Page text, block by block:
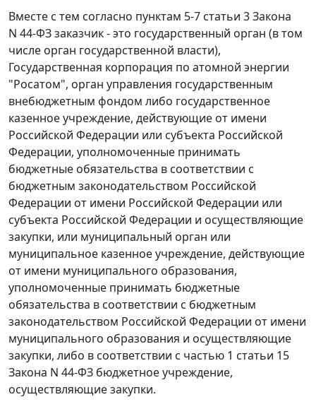
Вместе с тем согласно пунктам 5-7 статьи 3 Закона
N 44-ФЗ заказчик - это государственный орган (в том
числе орган государственной власти),
Государственная корпорация по атомной энергии
"Росатом", орган управления государственным
внебюджетным фондом либо государственное
казенное учреждение, действующие от имени
Российской Федерации или субъекта Российской
Федерации, уполномоченные принимать
бюджетные обязательства в соответствии с
бюджетным законодательством Российской
Федерации от имени Российской Федерации или
субъекта Российской Федерации и осуществляющие
закупки, или муниципальный орган или
муниципальное казенное учреждение, действующие
от имени муниципального образования,
уполномоченные принимать бюджетные
обязательства в соответствии с бюджетным
законодательством Российской Федерации от имени
муниципального образования и осуществляющие
закупки, либо в соответствии с частью 1 статьи 15
Закона N 44-ФЗ бюджетное учреждение,
осуществляющие закупки.